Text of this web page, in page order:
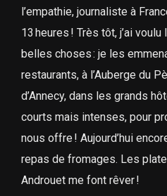
l’empathie, journaliste à
13 heures ! Très tôt, j’ai
belles choses : je les
restaurants, à l’Auberge du
d’Annecy, dans les grands
courts mais intenses, pour
nous offre ! Aujourd’hui
repas de fromages. Les
Androuet me font rêver !